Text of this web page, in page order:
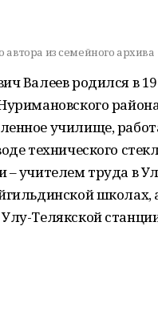
автора из семейного архива
Валеев родился в
училище,
технического
– учителем труда в
школах,
Телякской